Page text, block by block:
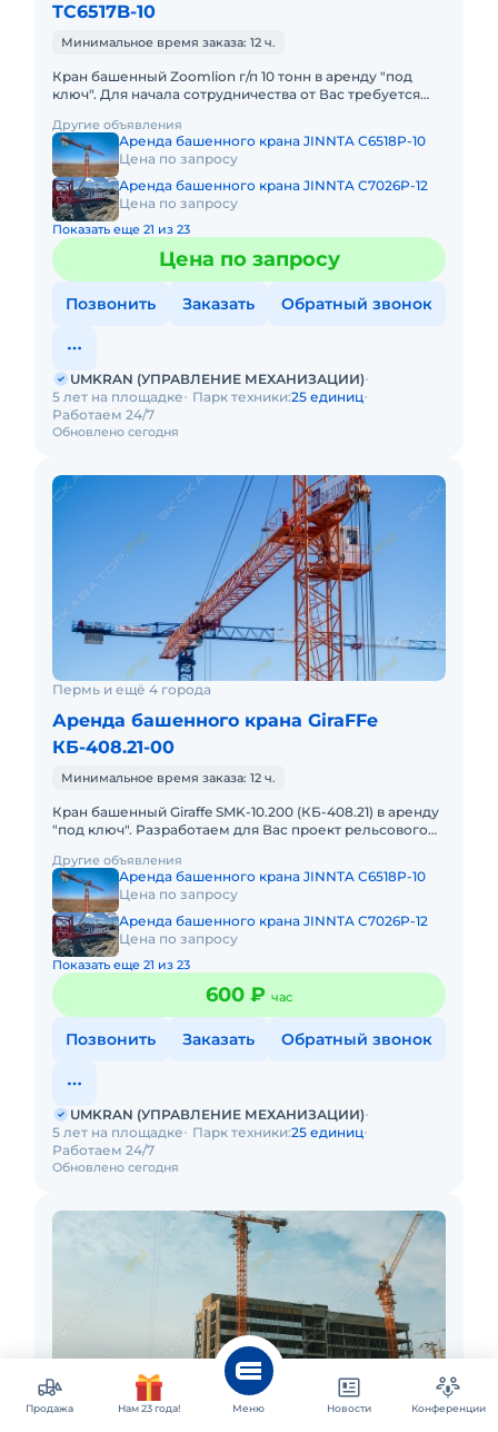
TC6517B-10
Минимальное время заказа: 12 ч.
Кран башенный Zoomlion г/п 10 тонн в аренду "под
ключ". Для начала сотрудничества от Вас требуется
себя (от р
Другие объявления
Аренда башенного крана JINNTA C6518P-10
Цена по запросу
Аренда башенного крана JINNTA C7026P-12
Цена по запросу
Показать еще 21 из 23
Цена по запросу
Позвонить Заказать Обратный звонок
Обновлено сегодня
UMKRAN (УПРАВЛЕНИЕ МЕХАНИЗАЦИИ)
5 лет на площадке
Парк техники:25 единиц
Работаем 24/7
Пермь и ещё 4 города
Аренда башенного крана GiraFFe
КБ-408.21-00
Минимальное время заказа: 12 ч.
Кран башенный Giraffe SMK-10.200 (КБ-408.21) в аренду
"под ключ". Разработаем для Вас проект рельсового
силами д
Другие объявления
Аренда башенного крана JINNTA C6518P-10
Цена по запросу
Аренда башенного крана JINNTA C7026P-12
Цена по запросу
Показать еще 21 из 23
600 ₽ час
Позвонить Заказать Обратный звонок
Обновлено сегодня
UMKRAN (УПРАВЛЕНИЕ МЕХАНИЗАЦИИ)
5 лет на площадке
Парк техники:25 единиц
Работаем 24/7
Продажа Нам 23 года! Меню Новости Конференции